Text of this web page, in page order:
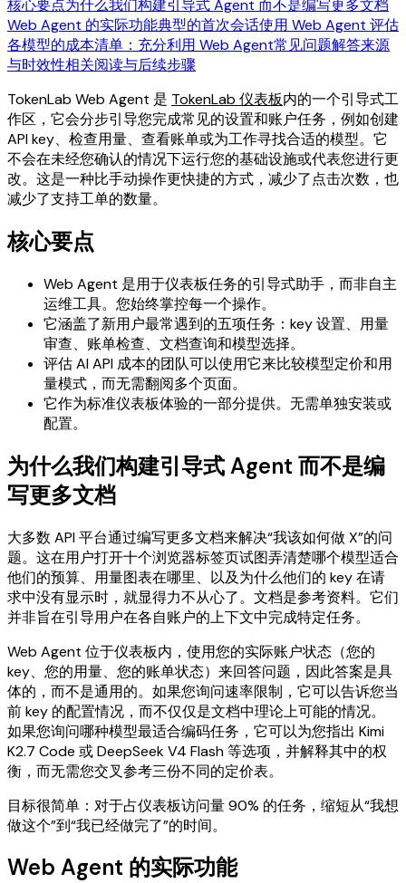
核心要点为什么我们构建引导式 Agent 而不是编写更多文档
Web Agent 的实际功能典型的首次会话使用 Web Agent 评估
各模型的成本清单：充分利用 Web Agent常见问题解答来源
与时效性相关阅读与后续步骤
TokenLab Web Agent 是 TokenLab 仪表板内的一个引导式工
作区，它会分步引导您完成常见的设置和账户任务，例如创建
API key、检查用量、查看账单或为工作寻找合适的模型。它
不会在未经您确认的情况下运行您的基础设施或代表您进行更
改。这是一种比手动操作更快捷的方式，减少了点击次数，也
减少了支持工单的数量。
核心要点
Web Agent 是用于仪表板任务的引导式助手，而非自主
运维工具。您始终掌控每一个操作。
它涵盖了新用户最常遇到的五项任务：key 设置、用量
审查、账单检查、文档查询和模型选择。
评估 AI API 成本的团队可以使用它来比较模型定价和用
量模式，而无需翻阅多个页面。
它作为标准仪表板体验的一部分提供。无需单独安装或
配置。
为什么我们构建引导式 Agent 而不是编
写更多文档
大多数 API 平台通过编写更多文档来解决“我该如何做 X”的问
题。这在用户打开十个浏览器标签页试图弄清楚哪个模型适合
他们的预算、用量图表在哪里、以及为什么他们的 key 在请
求中没有显示时，就显得力不从心了。文档是参考资料。它们
并非旨在引导用户在各自账户的上下文中完成特定任务。
Web Agent 位于仪表板内，使用您的实际账户状态（您的
key、您的用量、您的账单状态）来回答问题，因此答案是具
体的，而不是通用的。如果您询问速率限制，它可以告诉您当
前 key 的配置情况，而不仅仅是文档中理论上可能的情况。
如果您询问哪种模型最适合编码任务，它可以为您指出 Kimi
K2.7 Code 或 DeepSeek V4 Flash 等选项，并解释其中的权
衡，而无需您交叉参考三份不同的定价表。
目标很简单：对于占仪表板访问量 90% 的任务，缩短从“我想
做这个”到“我已经做完了”的时间。
Web Agent 的实际功能